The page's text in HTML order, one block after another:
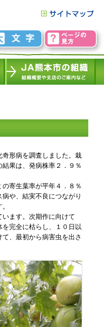
形病を調査しました。栽
果は、発病株率２．９％
寄生葉率が平年４．８％
や、結実不良につながり
ます。次期作に向けて
を完全に枯らし、１０日以
、最初から病害虫を出さ